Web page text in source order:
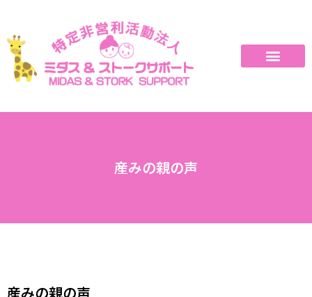
産みの親の声
産みの親の声